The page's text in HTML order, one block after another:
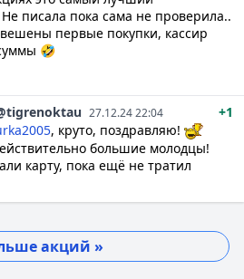
писала пока сама не проверила..
первые покупки, кассир
🤣
27.12.24 22:04
+1
, круто, поздравляю!
большие молодцы!
карту, пока ещё не тратил
акций »